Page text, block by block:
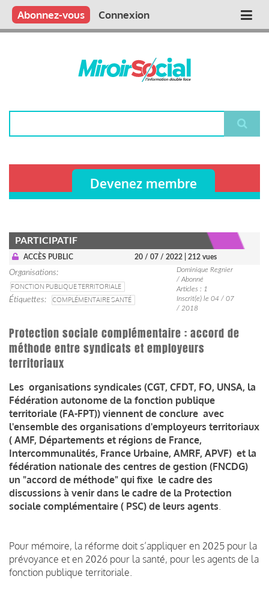
Aller
contenu
Main
Qui sommes nous ?
Vous publiez
Nous publions
Contactez-nous
Abonnez-vous Connexion
Devenez membre
PARTICIPATIF
ACCÈS PUBLIC 20 / 07 / 2022 | 212 vues
Organisations
FONCTION PUBLIQUE TERRITORIALE
Étiquettes
COMPLÉMENTAIRE SANTÉ
Dominique Regnier
/ Abonné
Articles : 1
Inscrit(e) le 04 / 07
/ 2018
Protection sociale complémentaire : accord de
méthode entre syndicats et employeurs
territoriaux
Les organisations syndicales (CGT, CFDT, FO, UNSA, la
Fédération autonome de la fonction publique
territoriale (FA-FPT)) viennent de conclure avec
l'ensemble des organisations d'employeurs territoriaux
( AMF, Départements et régions de France,
Intercommunalités, France Urbaine, AMRF, APVF) et la
fédération nationale des centres de gestion (FNCDG)
un "accord de méthode" qui fixe le cadre des
discussions à venir dans le cadre de la Protection
sociale complémentaire ( PSC) de leurs agents
Pour mémoire, la réforme doit s’appliquer en 2025 pour la
prévoyance et en 2026 pour la santé, pour les agents de la
fonction publique territoriale.